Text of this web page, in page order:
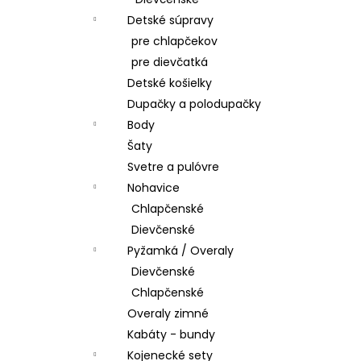
Detské súpravy
pre chlapčekov
pre dievčatká
Detské košielky
Dupačky a polodupačky
Body
Šaty
Svetre a pulóvre
Nohavice
Chlapčenské
Dievčenské
Pyžamká / Overaly
Dievčenské
Chlapčenské
Overaly zimné
Kabáty - bundy
Kojenecké sety
€28,50